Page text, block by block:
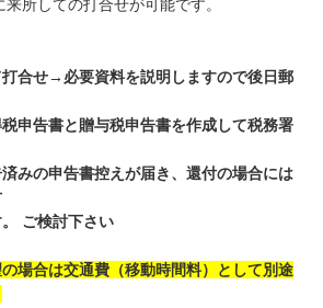
所しての打合せが可能です。
合せ→必要資料を説明しますので後日郵
申告書と贈与税申告書を作成して税務署
みの申告書控えが届き、還付の場合には
ご検討下さい
場合は交通費（移動時間料）として別途